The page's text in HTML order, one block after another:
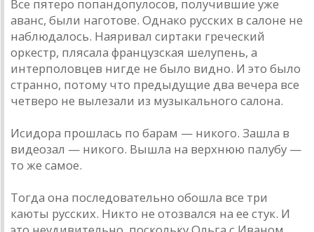
Все пятеро попандопулосов, получившие уже
аванс, были наготове. Однако русских в салоне не
наблюдалось. Наяривал сиртаки греческий
оркестр, плясала французская шелупень, а
интерполовцев нигде не было видно. И это было
странно, потому что предыдущие два вечера все
четверо не вылезали из музыкального салона.
Исидора прошлась по барам — никого. Зашла в
видеозал — никого. Вышла на верхнюю палубу —
то же самое.
Тогда она последовательно обошла все три
каюты русских. Никто не отозвался на ее стук. И